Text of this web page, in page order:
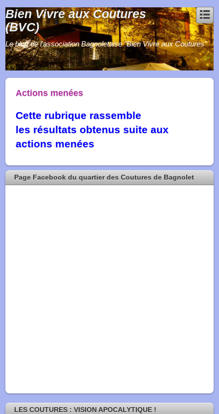
Bien Vivre aux Coutures
(BVC)
Le blog de l'association Bagnoletaise "Bien Vivre aux Coutures"
Actions menées
Cette rubrique rassemble
les résultats obtenus suite aux
actions menées
Page Facebook du quartier des Coutures de Bagnolet
LES COUTURES : VISION APOCALYTIQUE !